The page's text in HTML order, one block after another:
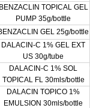
BENZACLIN TOPICAL GEL
PUMP 35g/bottle
GEL 25g/bottle
DALACIN-C 1% GEL EXT
US 30g/tube
DALACIN-C 1% SOL
TOPICAL FL 30mls/bottle
DALACIN TOPICO 1%
EMULSION 30mls/bottle